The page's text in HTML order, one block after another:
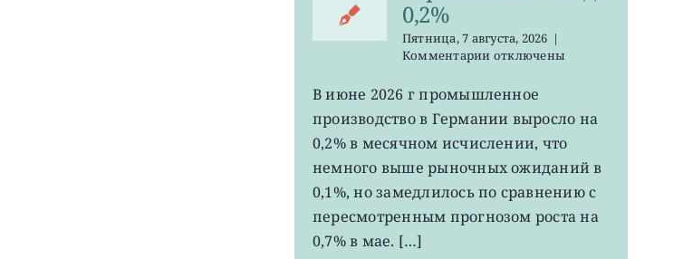
0,2%
Пятница, 7 августа, 2026 |
Комментариик
EWG:
рост
промпроизводства
Германии
до
0,2%
отключены
В июне 2026 г промышленное
производство в Германии выросло на
0,2% в месячном исчислении, что
немного выше рыночных ожиданий в
0,1%, но замедлилось по сравнению с
пересмотренным прогнозом роста на
0,7% в мае. […]